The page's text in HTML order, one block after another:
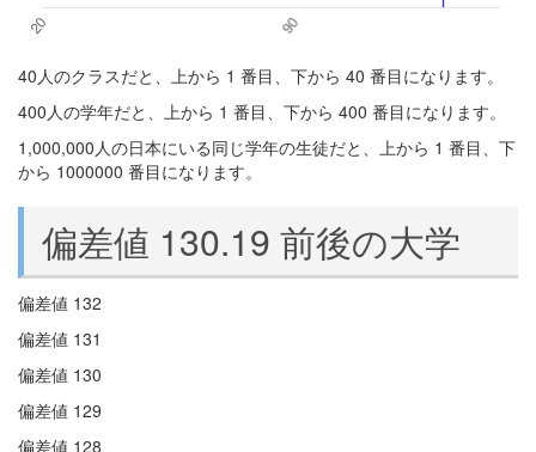
40人のクラスだと、上から 1 番目、下から 40 番目になります。
400人の学年だと、上から 1 番目、下から 400 番目になります。
1,000,000人の日本にいる同じ学年の生徒だと、上から 1 番目、下
から 1000000 番目になります。
偏差値 130.19 前後の大学
偏差値 132
偏差値 131
偏差値 130
偏差値 129
偏差値 128